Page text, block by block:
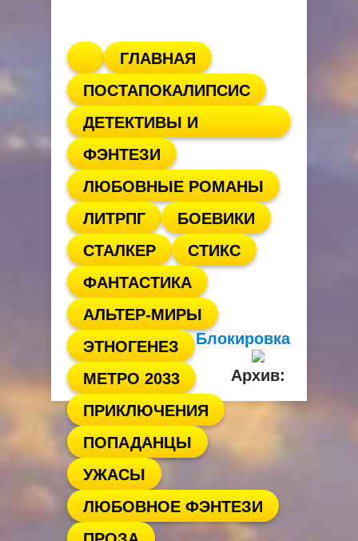
ГЛАВНАЯ
ПОСТАПОКАЛИПСИС
ДЕТЕКТИВЫ И
ТРИЛЛЕРЫ
ФЭНТЕЗИ
ЛЮБОВНЫЕ РОМАНЫ
ЛИТРПГ
БОЕВИКИ
СТАЛКЕР
СТИКС
ФАНТАСТИКА
АЛЬТЕР-МИРЫ
ЭТНОГЕНЕЗ
МЕТРО 2033
ПРИКЛЮЧЕНИЯ
ПОПАДАНЦЫ
УЖАСЫ
ЛЮБОВНОЕ ФЭНТЕЗИ
Блокировка
Архив: